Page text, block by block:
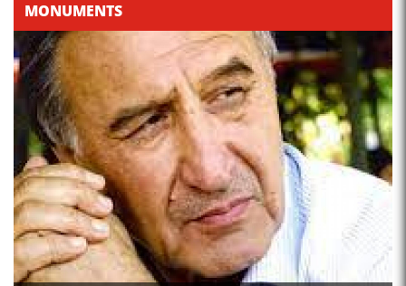
4-уми декабр- зодрӯзи
шоири абадзинда Абулқосим
Лоҳутӣ
MONUMENTS